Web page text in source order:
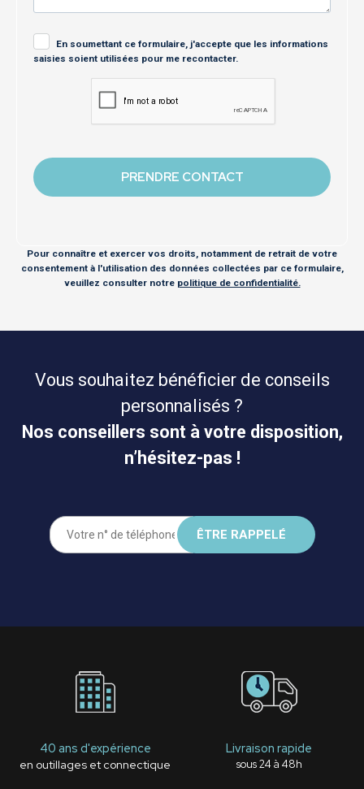
En soumettant ce formulaire, j'accepte que les informations
saisies soient utilisées pour me recontacter.
Pour connaître et exercer vos droits, notamment de retrait de votre
consentement à l'utilisation des données collectées par ce formulaire,
veuillez consulter notre politique de confidentialité.
Vous souhaitez bénéficier de conseils
personnalisés ?
Nos conseillers sont à votre disposition,
n’hésitez-pas !
40 ans d'expérience
en outillages et connectique
Livraison rapide
sous 24 à 48h